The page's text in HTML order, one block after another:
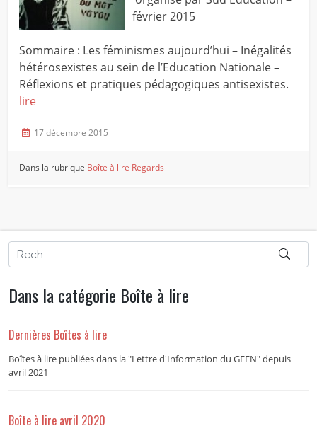
février 2015
Sommaire : Les féminismes aujourd’hui – Inégalités
hétérosexistes au sein de l’Education Nationale –
Réflexions et pratiques pédagogiques antisexistes.
lire
17 décembre 2015
Dans la rubrique Boîte à lire Regards
Dans la catégorie Boîte à lire
Dernières Boîtes à lire
Boîtes à lire publiées dans la "Lettre d'Information du GFEN" depuis
avril 2021
Boîte à lire avril 2020